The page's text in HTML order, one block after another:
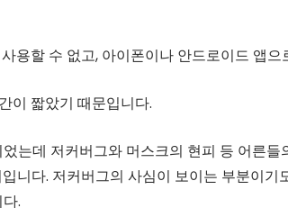
할 수 없고, 아이폰이나 안드로이드 앱으
이 짧았기 때문입니다.
는데 저커버그와 머스크의 현피 등 어른
니다. 저커버그의 사심이 보이는 부분이기
.